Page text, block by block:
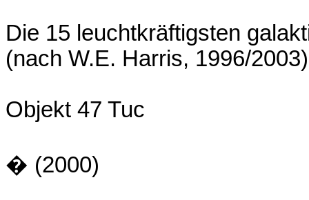
Die 15 leuchtkräftigsten
(nach W.E. Harris, 1996/2003)
Objekt 47 Tuc
� (2000)